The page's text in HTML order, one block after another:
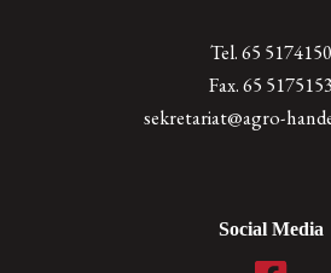
Tel. 65 5174150
Fax. 65 5175153
sekretariat@agro-
Social Media